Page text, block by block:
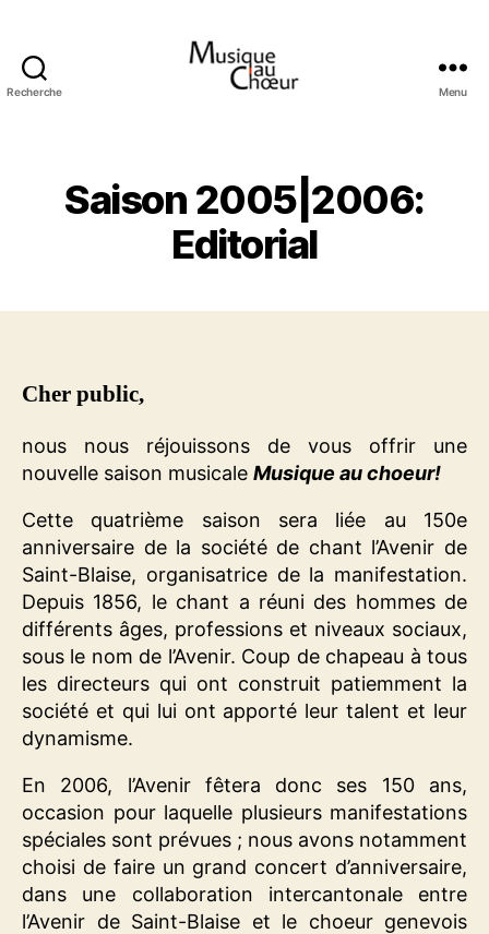
Recherche Menu
Saison 2005|2006:
Editorial
Cher public,
nous nous réjouissons de vous offrir une
nouvelle saison musicale Musique au choeur!
Cette quatrième saison sera liée au 150e
anniversaire de la société de chant l’Avenir de
Saint-Blaise, organisatrice de la manifestation.
Depuis 1856, le chant a réuni des hommes de
différents âges, professions et niveaux sociaux,
sous le nom de l’Avenir. Coup de chapeau à tous
les directeurs qui ont construit patiemment la
société et qui lui ont apporté leur talent et leur
dynamisme.
En 2006, l’Avenir fêtera donc ses 150 ans,
occasion pour laquelle plusieurs manifestations
spéciales sont prévues ; nous avons notamment
choisi de faire un grand concert d’anniversaire,
dans une collaboration intercantonale entre
l’Avenir de Saint-Blaise et le choeur genevois